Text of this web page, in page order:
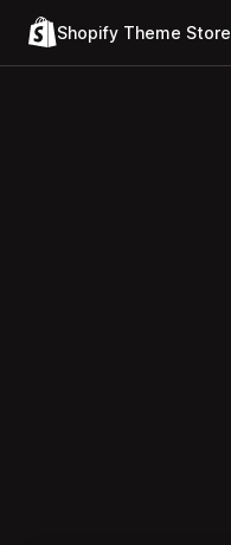
Shopify Theme Store